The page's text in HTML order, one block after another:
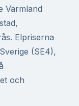
Värmland
Elpriserna
(SE4),
och